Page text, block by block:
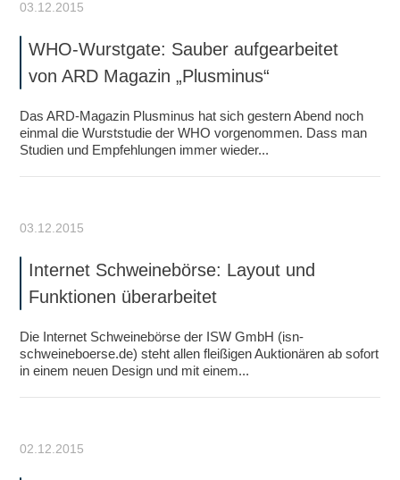
03.12.2015
WHO-Wurstgate: Sauber aufgearbeitet
von ARD Magazin „Plusminus“
Das ARD-Magazin Plusminus hat sich gestern Abend noch
einmal die Wurststudie der WHO vorgenommen. Dass man
Studien und Empfehlungen immer wieder...
03.12.2015
Internet Schweinebörse: Layout und
Funktionen überarbeitet
Die Internet Schweinebörse der ISW GmbH (isn-
schweineboerse.de) steht allen fleißigen Auktionären ab sofort
in einem neuen Design und mit einem...
02.12.2015